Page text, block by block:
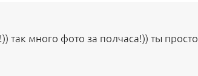
так много фото за полчаса!)) ты просто